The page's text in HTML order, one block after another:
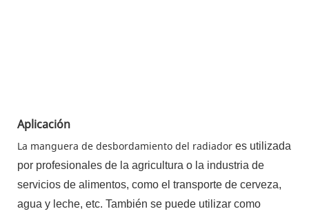
Aplicación
La manguera de desbordamiento del radiador es utilizada
por profesionales de la agricultura o la industria de
servicios de alimentos, como el transporte de cerveza,
agua y leche, etc. También se puede utilizar como